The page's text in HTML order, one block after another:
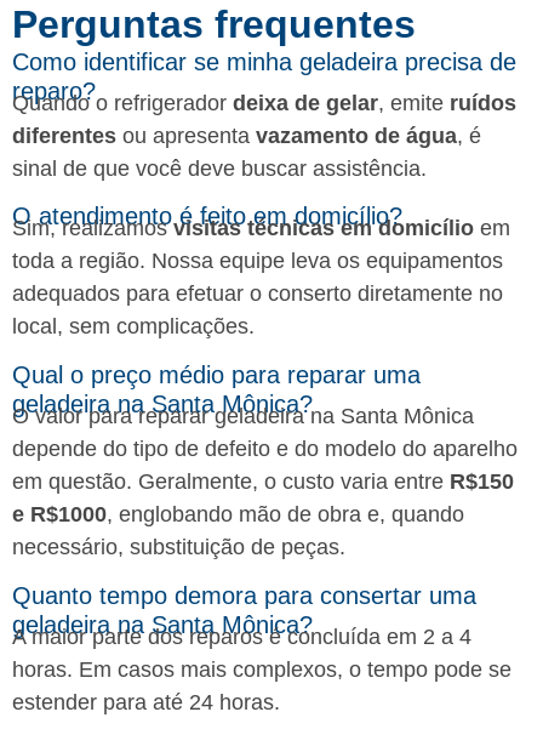
Perguntas frequentes​
Como identificar se minha geladeira precisa de
reparo?
Quando o refrigerador deixa de gelar, emite ruídos
diferentes ou apresenta vazamento de água, é
sinal de que você deve buscar assistência.
O atendimento é feito em domicílio?
Sim, realizamosvisitas técnicas em domicílio em
toda a região. Nossa equipe leva os equipamentos
adequados para efetuar o conserto diretamente no
local, sem complicações.
Qual o preço médio para reparar uma
geladeira na Santa Mônica?
O valor para reparar geladeira na Santa Mônica
depende do tipo de defeito e do modelo do aparelho
em questão. Geralmente, o custo varia entre R$150
e R$1000, englobando mão de obra e, quando
necessário, substituição de peças.
Quanto tempo demora para consertar uma
geladeira na Santa Mônica?
A maior parte dos reparos é concluída em 2 a 4
horas. Em casos mais complexos, o tempo pode se
estender para até 24 horas.